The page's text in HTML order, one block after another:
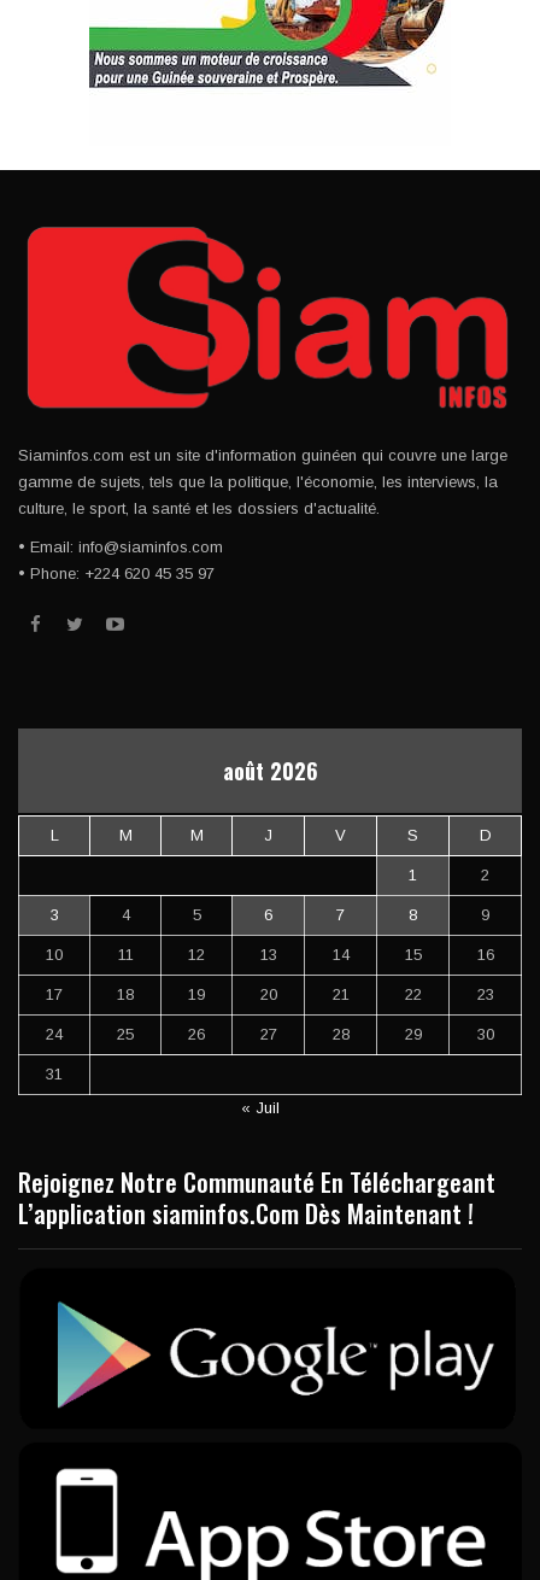
Siaminfos.com est un site d'information guinéen qui couvre une large
gamme de sujets, tels que la politique, l'économie, les interviews, la
culture, le sport, la santé et les dossiers d'actualité.
• Email: info@siaminfos.com
• Phone: +224 620 45 35 97
août 2026
L M M J V S D
1 2
3 4 5 6 7 8 9
10 11 12 13 14 15 16
17 18 19 20 21 22 23
24 25 26 27 28 29 30
31
« Juil
Rejoignez Notre Communauté En Téléchargeant
L’application siaminfos.Com Dès Maintenant !